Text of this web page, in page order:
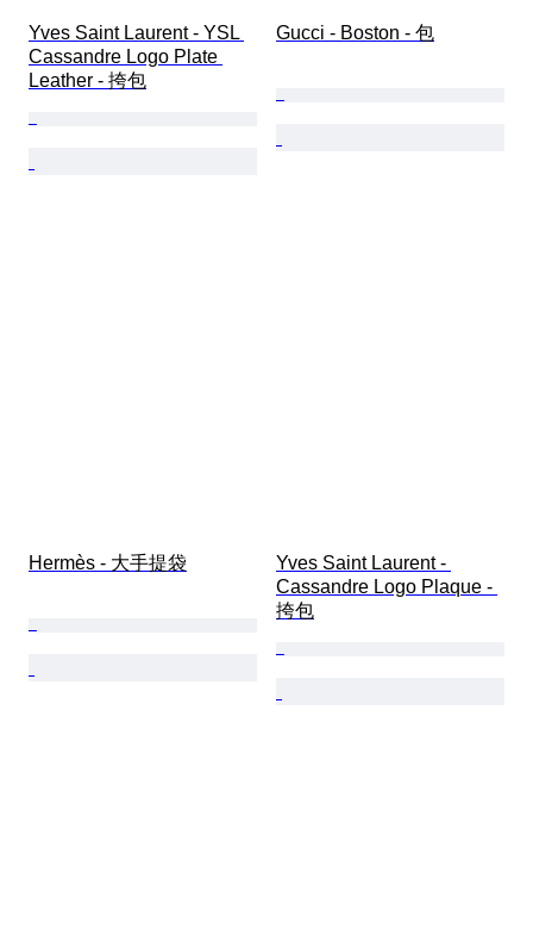
Yves Saint Laurent - YSL
Cassandre Logo Plate
Leather - 挎包
Gucci - Boston - 包
Hermès - 大手提袋
Yves Saint Laurent -
Cassandre Logo Plaque -
挎包